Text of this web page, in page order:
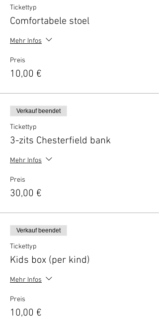
Tickettyp
Comfortabele stoel
Mehr Infos
Preis
10,00 €
Verkauf beendet
Tickettyp
3-zits Chesterfield bank
Mehr Infos
Preis
30,00 €
Verkauf beendet
Tickettyp
Kids box (per kind)
Mehr Infos
Preis
10,00 €